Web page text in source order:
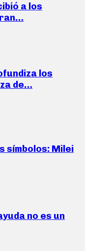
a los
los
de…
símbolos: Milei
no es un